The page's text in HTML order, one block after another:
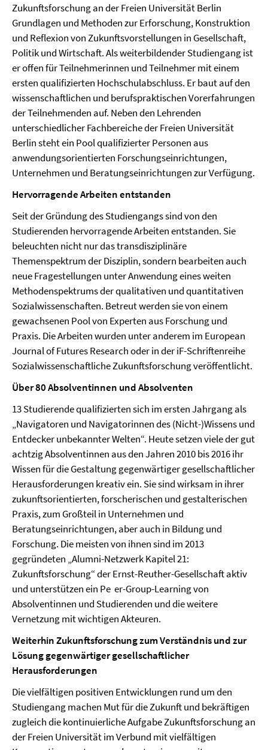
Zukunftsforschung an der Freien Universität Berlin
Grundlagen und Methoden zur Erforschung, Konstruktion
und Reflexion von Zukunftsvorstellungen in Gesellschaft,
Politik und Wirtschaft. Als weiterbildender Studiengang ist
er offen für Teilnehmerinnen und Teilnehmer mit einem
ersten qualifizierten Hochschulabschluss. Er baut auf den
wissenschaftlichen und berufspraktischen Vorerfahrungen
der Teilnehmenden auf. Neben den Lehrenden
unterschiedlicher Fachbereiche der Freien Universität
Berlin steht ein Pool qualifizierter Personen aus
anwendungsorientierten Forschungseinrichtungen,
Unternehmen und Beratungseinrichtungen zur Verfügung.
Hervorragende Arbeiten entstanden
Seit der Gründung des Studiengangs sind von den
Studierenden hervorragende Arbeiten entstanden. Sie
beleuchten nicht nur das transdisziplinäre
Themenspektrum der Disziplin, sondern bearbeiten auch
neue Fragestellungen unter Anwendung eines weiten
Methodenspektrums der qualitativen und quantitativen
Sozialwissenschaften. Betreut werden sie von einem
gewachsenen Pool von Experten aus Forschung und
Praxis. Die Arbeiten wurden unter anderem im European
Journal of Futures Research oder in der iF-Schriftenreihe
Sozialwissenschaftliche Zukunftsforschung veröffentlicht.
Über 80 Absolventinnen und Absolventen
13 Studierende qualifizierten sich im ersten Jahrgang als
„Navigatoren und Navigatorinnen des (Nicht-)Wissens und
Entdecker unbekannter Welten“. Heute setzen viele der gut
achtzig Absolventinnen aus den Jahren 2010 bis 2016 ihr
Wissen für die Gestaltung gegenwärtiger gesellschaftlicher
Herausforderungen kreativ ein. Sie sind wirksam in ihrer
zukunftsorientierten, forscherischen und gestalterischen
Praxis, zum Großteil in Unternehmen und
Beratungseinrichtungen, aber auch in Bildung und
Forschung. Die meisten von ihnen sind im 2013
gegründeten „Alumni-Netzwerk Kapitel 21:
Zukunftsforschung“ der Ernst-Reuther-Gesellschaft aktiv
und unterstützen ein Pe er-Group-Learning von
Absolventinnen und Studierenden und die weitere
Vernetzung mit wichtigen Akteuren.
Weiterhin Zukunftsforschung zum Verständnis und zur
Lösung gegenwärtiger gesellschaftlicher
Herausforderungen
Die vielfältigen positiven Entwicklungen rund um den
Studiengang machen Mut für die Zukunft und bekräftigen
zugleich die kontinuierliche Aufgabe Zukunftsforschung an
der Freien Universität im Verbund mit vielfältigen